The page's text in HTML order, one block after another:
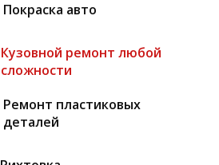
Покраска авто
Кузовной ремонт любой
сложности
Ремонт пластиковых
деталей